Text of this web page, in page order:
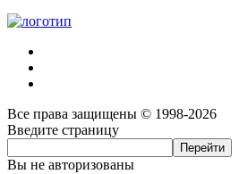
Все права защищены © 1998-2026
Введите страницу
Вы не авторизованы